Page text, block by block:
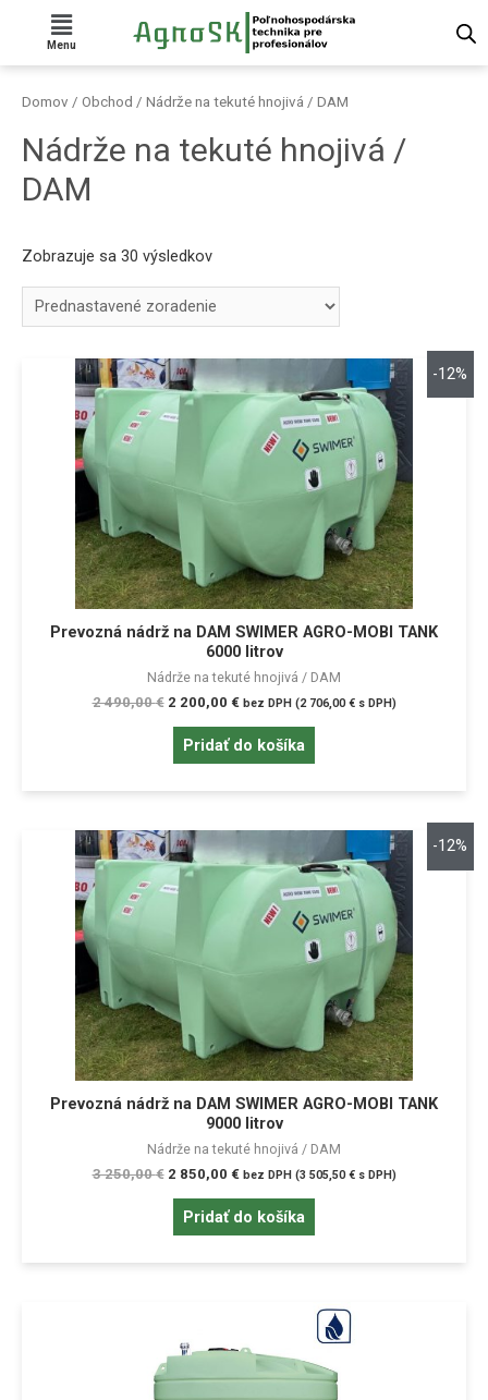
Menu
Domov / Obchod / Nádrže na tekuté hnojivá / DAM
Nádrže na tekuté hnojivá /
DAM
Zobrazuje sa 30 výsledkov
-12%
Prevozná nádrž na DAM SWIMER AGRO-MOBI TANK
6000 litrov
Nádrže na tekuté hnojivá / DAM
2 490,00€ 2 200,00 € bez DPH (2 706,00€s DPH)
Pridať do košíka
-12%
Prevozná nádrž na DAM SWIMER AGRO-MOBI TANK
9000 litrov
Nádrže na tekuté hnojivá / DAM
3 250,00€ 2 850,00 € bez DPH (3 505,50€s DPH)
Pridať do košíka